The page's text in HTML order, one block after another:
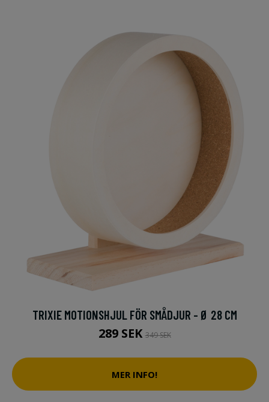
TRIXIE MOTIONSHJUL FÖR SMÅDJUR - Ø 28 CM
289 SEK349 SEK
MER INFO!